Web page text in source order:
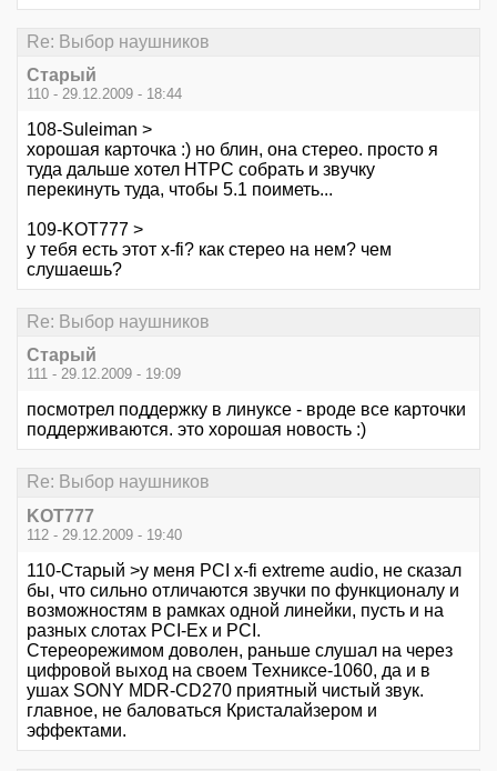
Re: Выбор наушников
Старый
110 - 29.12.2009 - 18:44
108-Suleiman >
хорошая карточка :) но блин, она стерео. просто я
туда дальше хотел НТРС собрать и звучку
перекинуть туда, чтобы 5.1 поиметь...
109-KOT777 >
у тебя есть этот x-fi? как стерео на нем? чем
слушаешь?
Re: Выбор наушников
Старый
111 - 29.12.2009 - 19:09
посмотрел поддержку в линуксе - вроде все карточки
поддерживаются. это хорошая новость :)
Re: Выбор наушников
KOT777
112 - 29.12.2009 - 19:40
110-Старый >у меня PCI x-fi extreme audio, не сказал
бы, что сильно отличаются звучки по функционалу и
возможностям в рамках одной линейки, пусть и на
разных слотах PCI-Ех и PCI.
Стереорежимом доволен, раньше слушал на через
цифровой выход на своем Техниксе-1060, да и в
ушах SONY MDR-CD270 приятный чистый звук.
главное, не баловаться Кристалайзером и
эффектами.